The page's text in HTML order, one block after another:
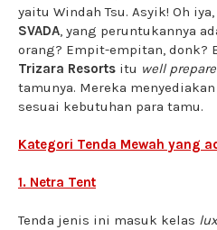
yaitu Windah Tsu. Asyik! Oh
SVADA, yang peruntukannya
orang? Empit-empitan, donk?
Trizara Resorts itu well
tamunya. Mereka
sesuai kebutuhan para tamu.
Kategori Tenda Mewah yang
1. Netra Tent
Tenda jenis ini masuk kelas